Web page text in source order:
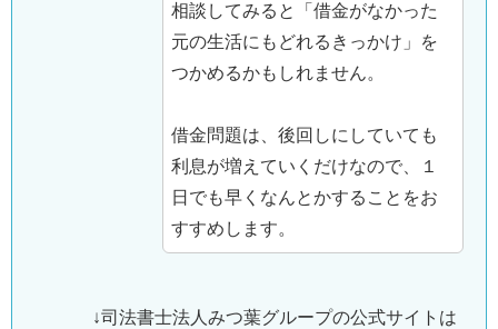
相談してみると「借金がなかった
元の生活にもどれるきっかけ」を
つかめるかもしれません。
借金問題は、後回しにしていても
利息が増えていくだけなので、１
日でも早くなんとかすることをお
すすめします。
↓司法書士法人みつ葉グループの公式サイトは